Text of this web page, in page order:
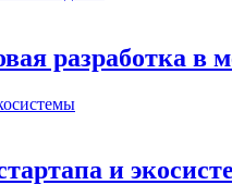
разработка в
и